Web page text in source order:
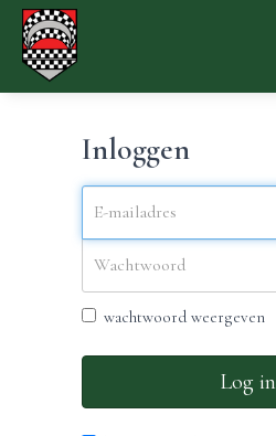
Inloggen
wachtwoord weergeven
Log in